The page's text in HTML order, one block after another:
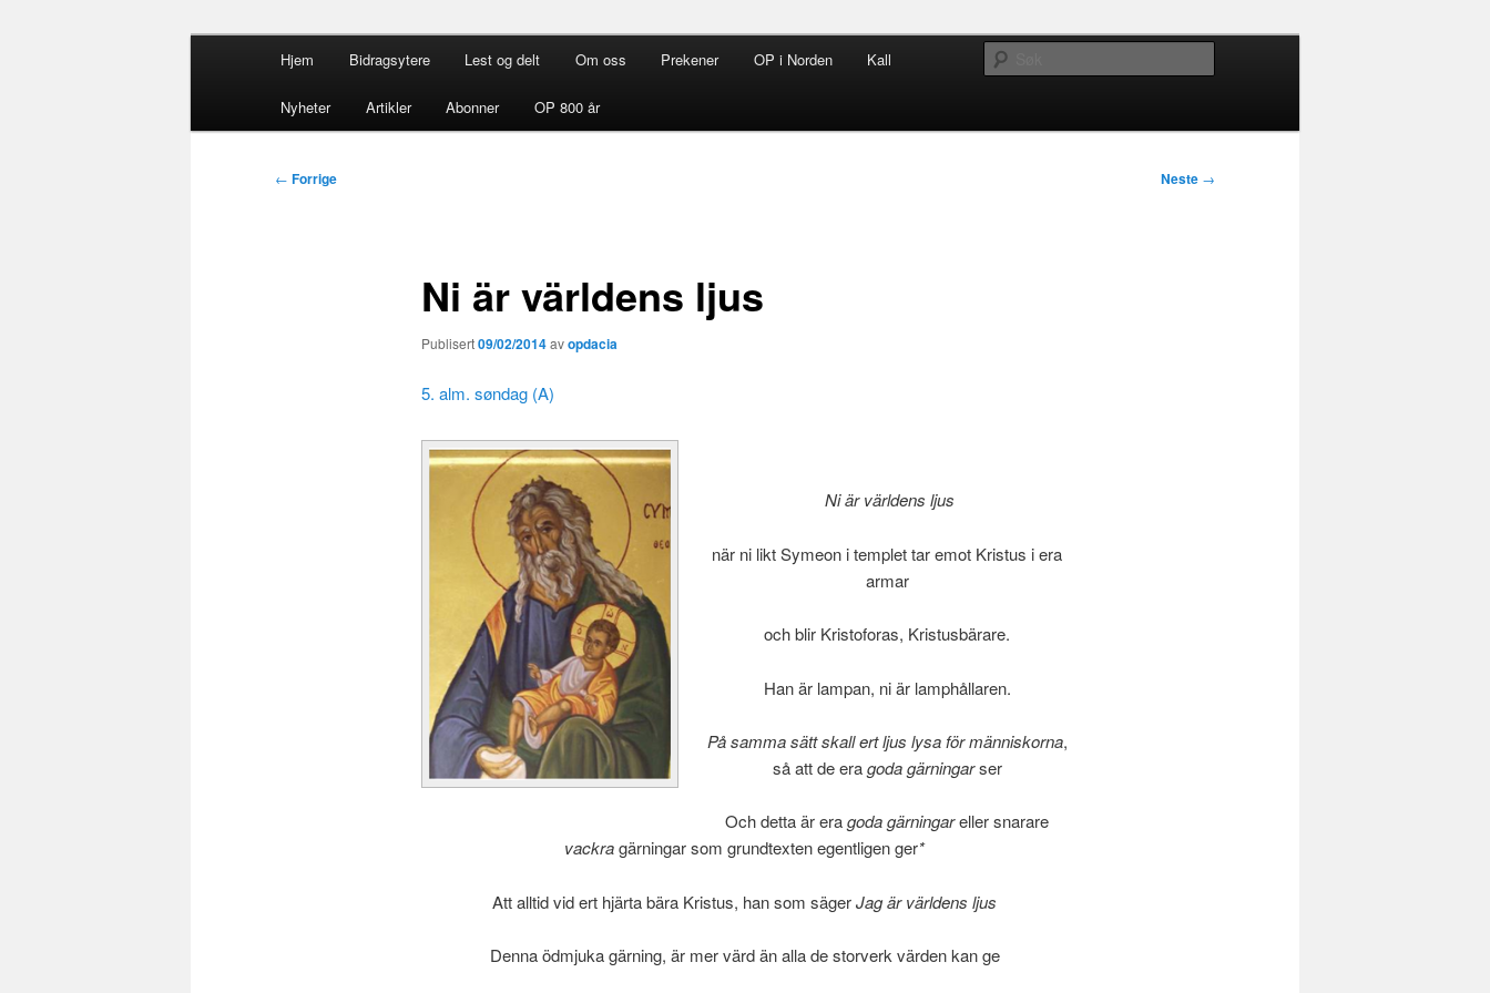
Dominikanerordenen i Norden
Hjem Bidragsytere Lest og delt Om oss Prekener OP i Norden Kall
Nyheter Artikler Abonner OP 800 år
Innleggsnavigasjon
← Forrige Neste →
Ni är världens ljus
Publisert09/02/2014avopdacia
5. alm. søndag (A)
Ni är världens ljus
när ni likt Symeon i templet tar emot Kristus i era
armar
och blir Kristoforas, Kristusbärare.
Han är lampan, ni är lamphållaren.
På samma sätt skall ert ljus lysa för människorna,
så att de eragoda gärningarser
Och detta är eragoda gärningareller snarare
vackragärningar som grundtexten egentligen ger*
Att alltid vid ert hjärta bära Kristus, han som sägerJag är världens ljus
Denna ödmjuka gärning, är mer värd än alla de storverk värden kan ge